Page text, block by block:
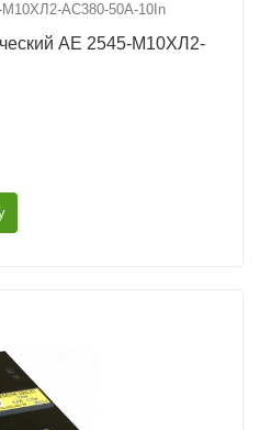
AC380-50А-10In
АЕ 2545-М10ХЛ2-